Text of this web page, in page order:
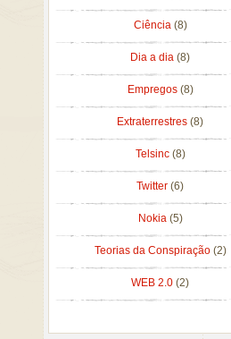
Ciência (8)
Dia a dia (8)
Empregos (8)
Extraterrestres (8)
Telsinc (8)
Twitter (6)
Nokia (5)
Teorias da Conspiração (2)
WEB 2.0 (2)